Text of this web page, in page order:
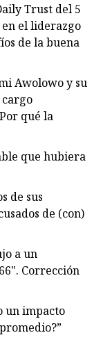
Trust del 5
en el liderazgo
de la buena
Awolowo y su
qué la
que hubiera
de sus
​​de (con)
a un
Corrección
un impacto